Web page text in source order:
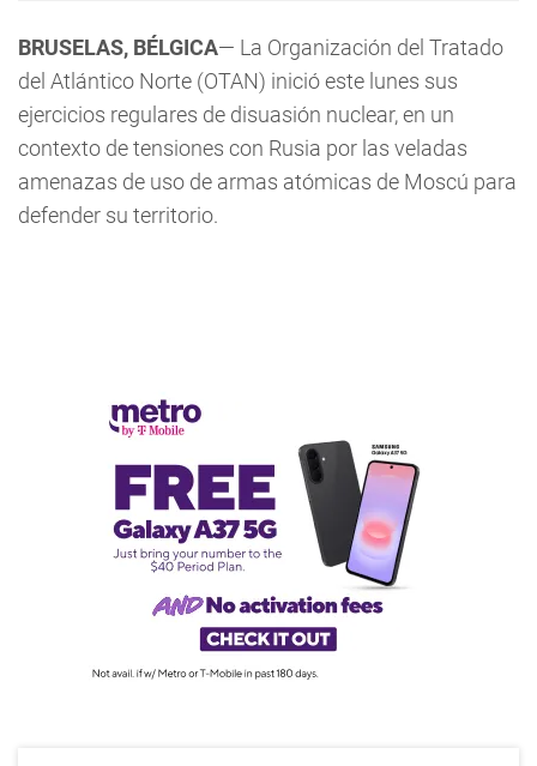
BRUSELAS, BÉLGICA— La Organización del Tratado
del Atlántico Norte (OTAN) inició este lunes sus
ejercicios regulares de disuasión nuclear, en un
contexto de tensiones con Rusia por las veladas
amenazas de uso de armas atómicas de Moscú para
defender su territorio.